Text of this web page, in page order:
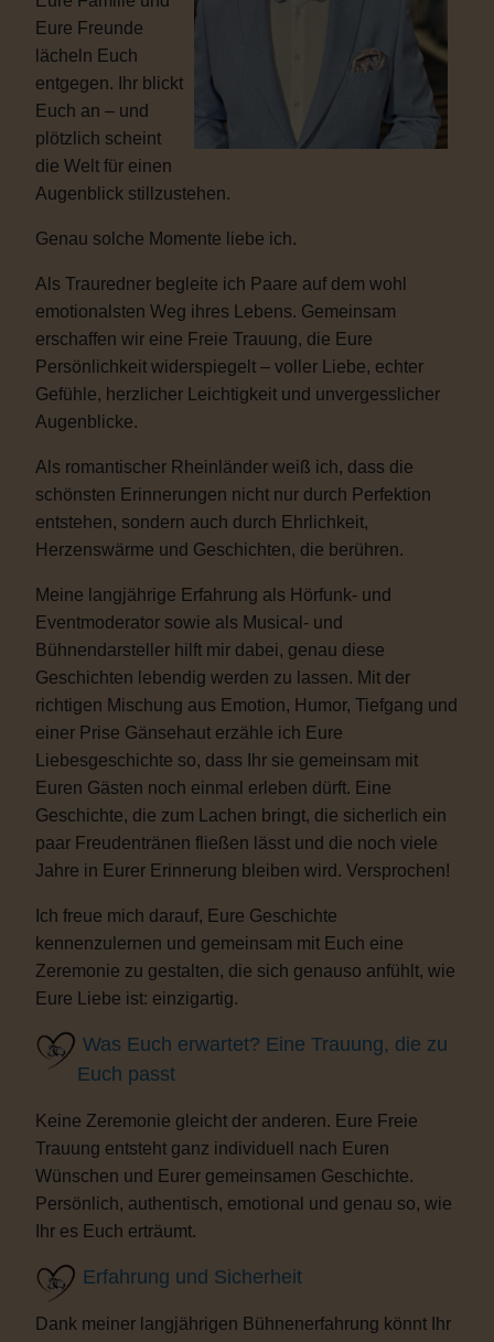
Eure Freunde
lächeln Euch
entgegen. Ihr blickt
Euch an – und
plötzlich scheint
die Welt für einen
Augenblick stillzustehen.
Genau solche Momente liebe ich.
Als Trauredner begleite ich Paare auf dem wohl
emotionalsten Weg ihres Lebens. Gemeinsam
erschaffen wir eine Freie Trauung, die Eure
Persönlichkeit widerspiegelt – voller Liebe, echter
Gefühle, herzlicher Leichtigkeit und unvergesslicher
Augenblicke.
Als romantischer Rheinländer weiß ich, dass die
schönsten Erinnerungen nicht nur durch Perfektion
entstehen, sondern auch durch Ehrlichkeit,
Herzenswärme und Geschichten, die berühren.
Meine langjährige Erfahrung als Hörfunk- und
Eventmoderator sowie als Musical- und
Bühnendarsteller hilft mir dabei, genau diese
Geschichten lebendig werden zu lassen. Mit der
richtigen Mischung aus Emotion, Humor, Tiefgang und
einer Prise Gänsehaut erzähle ich Eure
Liebesgeschichte so, dass Ihr sie gemeinsam mit
Euren Gästen noch einmal erleben dürft. Eine
Geschichte, die zum Lachen bringt, die sicherlich ein
paar Freudentränen fließen lässt und die noch viele
Jahre in Eurer Erinnerung bleiben wird. Versprochen!
Ich freue mich darauf, Eure Geschichte
kennenzulernen und gemeinsam mit Euch eine
Zeremonie zu gestalten, die sich genauso anfühlt, wie
Eure Liebe ist: einzigartig.
Was Euch erwartet? Eine Trauung, die zu
Euch passt
Keine Zeremonie gleicht der anderen. Eure Freie
Trauung entsteht ganz individuell nach Euren
Wünschen und Eurer gemeinsamen Geschichte.
Persönlich, authentisch, emotional und genau so, wie
Ihr es Euch erträumt.
Erfahrung und Sicherheit
Dank meiner langjährigen Bühnenerfahrung könnt Ihr